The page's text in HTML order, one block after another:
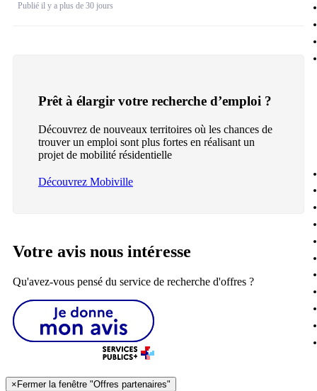
Publié il y a plus de 30 jours
Prêt à élargir votre recherche d’emploi ?
Découvrez de nouveaux territoires où les chances de
trouver un emploi sont plus fortes en réalisant un
projet de mobilité résidentielle
Découvrez Mobiville
Votre avis nous intéresse
Qu'avez-vous pensé du service de recherche d'offres ?
× Fermer la fenêtre "Offres partenaires"